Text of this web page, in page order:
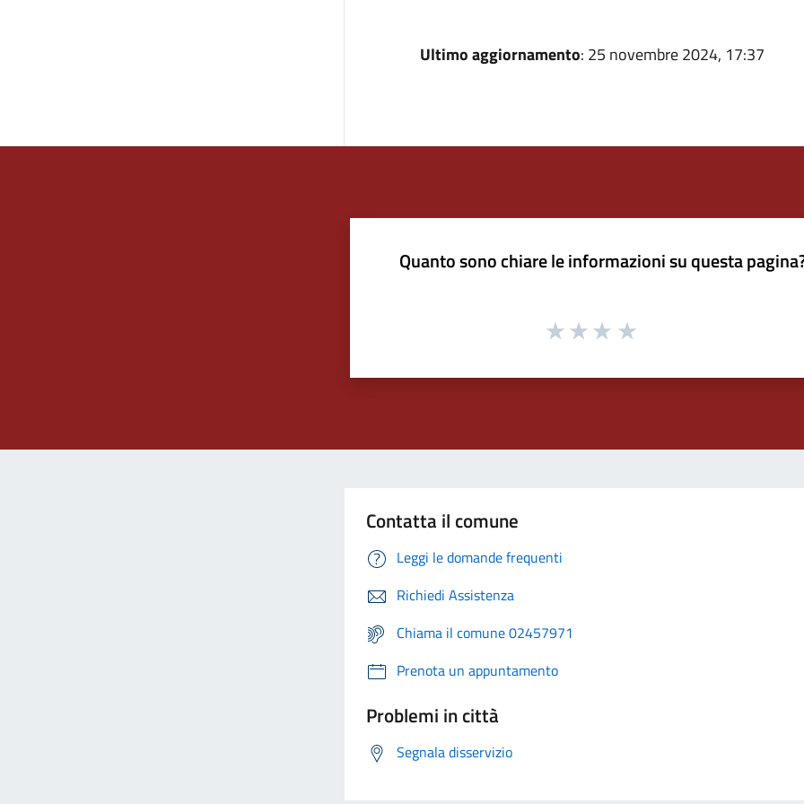
Ultimo aggiornamento: 25 novembre 2024, 17:37
Quanto sono chiare le informazioni su questa
Contatta il comune
Leggi le domande frequenti
Richiedi Assistenza
Chiama il comune 02457971
Prenota un appuntamento
Problemi in città
Segnala disservizio